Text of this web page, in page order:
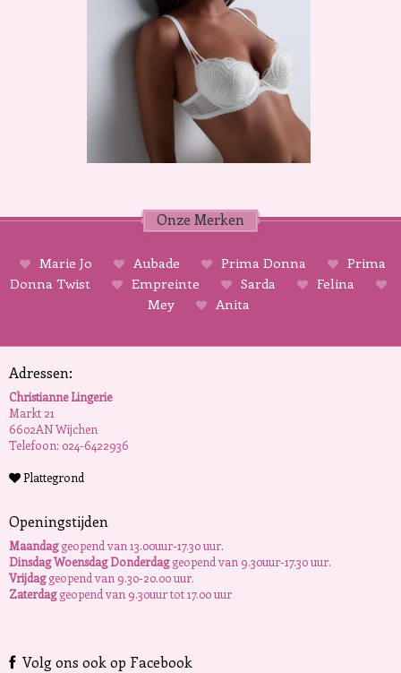
Onze Merken
Marie Jo Aubade Prima Donna
Prima
Donna Twist
Empreinte Sarda
Felina
Mey
Anita
Adressen:
Christianne Lingerie
Markt 21
6602AN Wijchen
Telefoon: 024-6422936
Plattegrond
Openingstijden
Maandaggeopend van 13.00uur-17.30 uur.
Dinsdag Woensdag Donderdaggeopend van 9.30uur-17.30 uur.
Vrijdaggeopend van 9.30-20.00 uur.
Zaterdaggeopend van 9.30uur tot 17.00 uur
Volg ons ook op Facebook